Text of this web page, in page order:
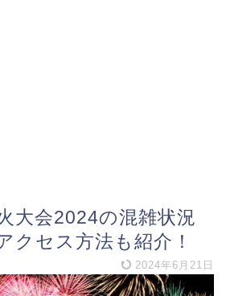
大会2024の混雑状況
クセス方法も紹介！
2024年6月21日